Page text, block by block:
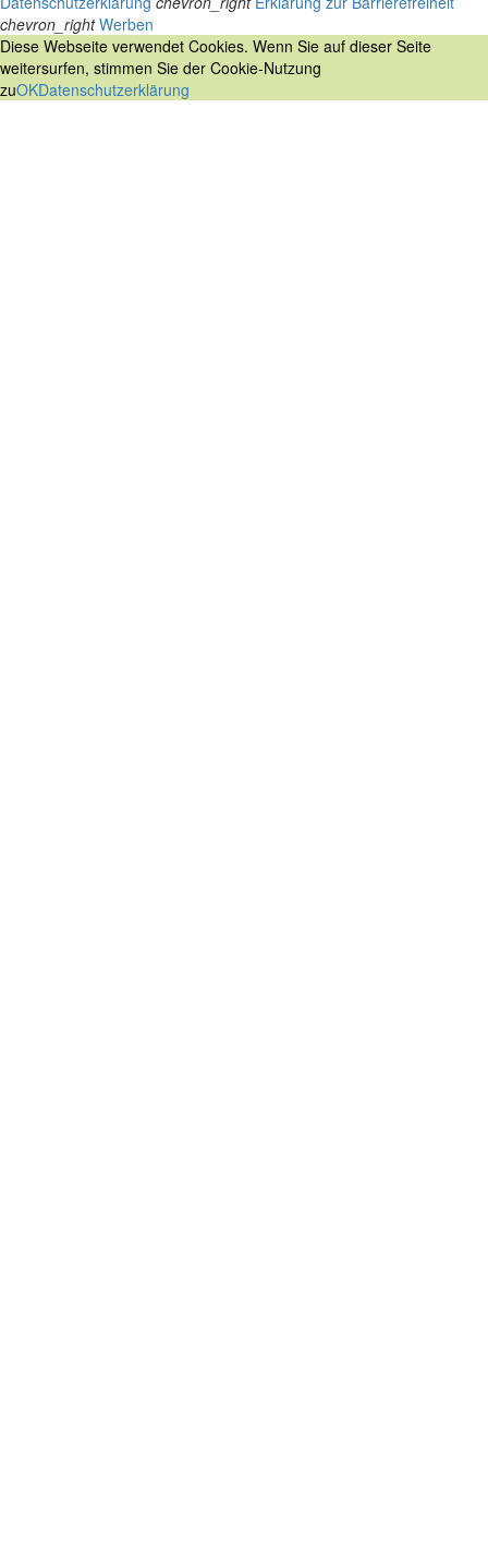
chevron_right Werben
Diese Webseite verwendet Cookies. Wenn Sie auf dieser Seite
weitersurfen, stimmen Sie der Cookie-Nutzung
zuOKDatenschutzerklärung